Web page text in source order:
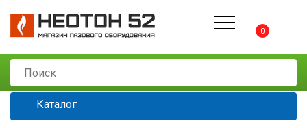
0
Каталог